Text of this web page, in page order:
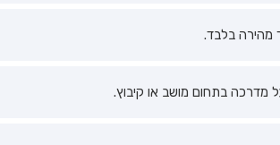
מהירה בלבד.
מדרכה בתחום מושב או קיבוץ.